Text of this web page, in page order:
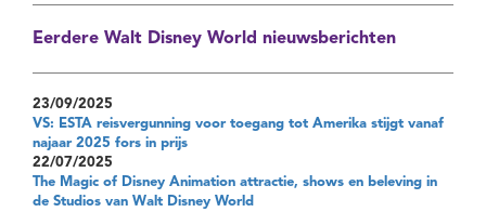
Eerdere Walt Disney World nieuwsberichten
23/09/2025
VS: ESTA reisvergunning voor toegang tot Amerika stijgt vanaf
najaar 2025 fors in prijs
22/07/2025
The Magic of Disney Animation attractie, shows en beleving in
de Studios van Walt Disney World